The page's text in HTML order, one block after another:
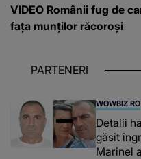
VIDEO Românii fug de
fața munților răcoroși
PARTENERI
WOWBIZ.RO
Detalii
găsit
Marinel